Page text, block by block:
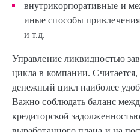
внутрикорпоративные и
иные способы
и т.д.
Управление ликвидностью
цикла в компании.
денежный цикл наиболее
Важно соблюдать баланс
кредиторской